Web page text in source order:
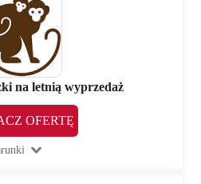
na letnią wyprzedaż
OFERTĘ